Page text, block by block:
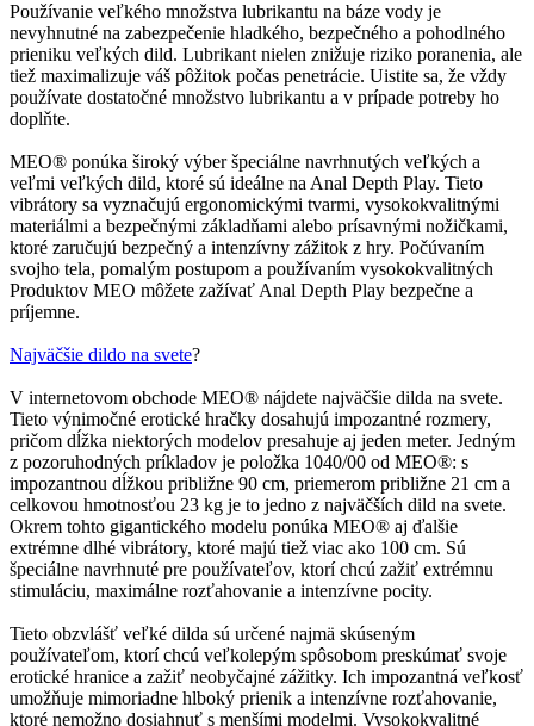
Používanie veľkého množstva lubrikantu na báze vody je
nevyhnutné na zabezpečenie hladkého, bezpečného a pohodlného
prieniku veľkých dild. Lubrikant nielen znižuje riziko poranenia, ale
tiež maximalizuje váš pôžitok počas penetrácie. Uistite sa, že vždy
používate dostatočné množstvo lubrikantu a v prípade potreby ho
doplňte.
MEO® ponúka široký výber špeciálne navrhnutých veľkých a
veľmi veľkých dild, ktoré sú ideálne na Anal Depth Play. Tieto
vibrátory sa vyznačujú ergonomickými tvarmi, vysokokvalitnými
materiálmi a bezpečnými základňami alebo prísavnými nožičkami,
ktoré zaručujú bezpečný a intenzívny zážitok z hry. Počúvaním
svojho tela, pomalým postupom a používaním vysokokvalitných
Produktov MEO môžete zažívať Anal Depth Play bezpečne a
príjemne.
Najväčšie dildo na svete?
V internetovom obchode MEO® nájdete najväčšie dilda na svete.
Tieto výnimočné erotické hračky dosahujú impozantné rozmery,
pričom dĺžka niektorých modelov presahuje aj jeden meter. Jedným
z pozoruhodných príkladov je položka 1040/00 od MEO®: s
impozantnou dĺžkou približne 90 cm, priemerom približne 21 cm a
celkovou hmotnosťou 23 kg je to jedno z najväčších dild na svete.
Okrem tohto gigantického modelu ponúka MEO® aj ďalšie
extrémne dlhé vibrátory, ktoré majú tiež viac ako 100 cm. Sú
špeciálne navrhnuté pre používateľov, ktorí chcú zažiť extrémnu
stimuláciu, maximálne rozťahovanie a intenzívne pocity.
Tieto obzvlášť veľké dilda sú určené najmä skúseným
používateľom, ktorí chcú veľkolepým spôsobom preskúmať svoje
erotické hranice a zažiť neobyčajné zážitky. Ich impozantná veľkosť
umožňuje mimoriadne hlboký prienik a intenzívne rozťahovanie,
ktoré nemožno dosiahnuť s menšími modelmi. Vysokokvalitné